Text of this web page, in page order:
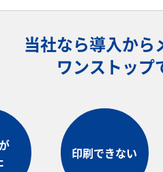
当社なら導入から
ワンストップ
印刷できない